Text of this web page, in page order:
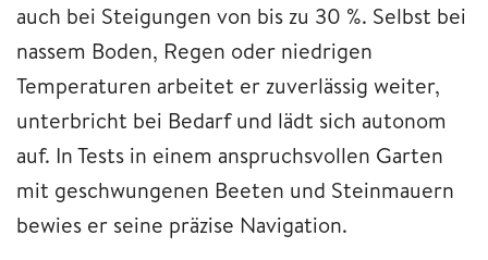
auch bei Steigungen von bis zu 30 %. Selbst bei
nassem Boden, Regen oder niedrigen
Temperaturen arbeitet er zuverlässig weiter,
unterbricht bei Bedarf und lädt sich autonom
auf. In Tests in einem anspruchsvollen Garten
mit geschwungenen Beeten und Steinmauern
bewies er seine präzise Navigation.